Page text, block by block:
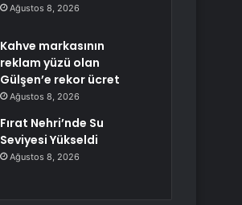
Ağustos 8, 2026
Kahve markasının
reklam yüzü olan
Gülşen’e rekor ücret
Ağustos 8, 2026
Fırat Nehri’nde Su
Seviyesi Yükseldi
Ağustos 8, 2026